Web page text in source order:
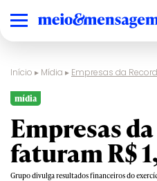
Início ▸ Mídia ▸ Empresas da
mídia
Empresas
faturam R$
Grupo divulga resultados financeiros do